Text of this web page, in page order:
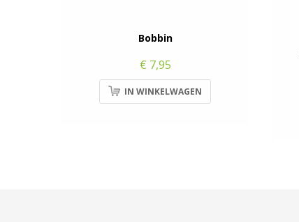
Bobbin
€ 7,95
IN WINKELWAGEN